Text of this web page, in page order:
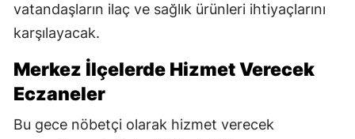
vatandaşların ilaç ve sağlık ürünleri ihtiyaçlarını
karşılayacak.
Merkez İlçelerde Hizmet Verecek
Eczaneler
Bu gece nöbetçi olarak hizmet verecek